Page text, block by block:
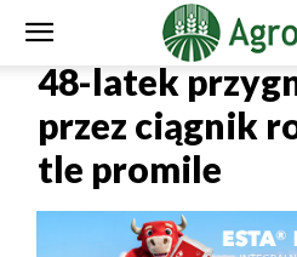
48-latek
przez ciągnik
tle promile